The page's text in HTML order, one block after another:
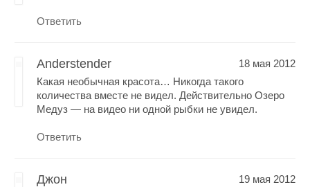
Ответить
Anderstender
18 мая 2012
Какая необычная красота… Никогда такого
количества вместе не видел. Действительно Озеро
Медуз — на видео ни одной рыбки не увидел.
Ответить
Джон
19 мая 2012